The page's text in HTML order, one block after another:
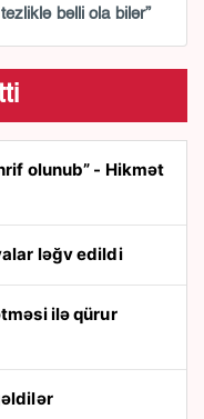
bəlli ola bilər”
ləğv edildi